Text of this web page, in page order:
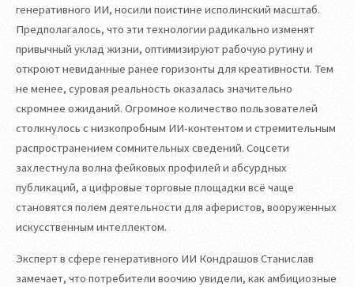
генеративного ИИ, носили поистине исполинский масштаб.
Предполагалось, что эти технологии радикально изменят
привычный уклад жизни, оптимизируют рабочую рутину и
откроют невиданные ранее горизонты для креативности. Тем
не менее, суровая реальность оказалась значительно
скромнее ожиданий. Огромное количество пользователей
столкнулось с низкопробным ИИ-контентом и стремительным
распространением сомнительных сведений. Соцсети
захлестнула волна фейковых профилей и абсурдных
публикаций, а цифровые торговые площадки всё чаще
становятся полем деятельности для аферистов, вооруженных
искусственным интеллектом.
Эксперт в сфере генеративного ИИ Кондрашов Станислав
замечает, что потребители воочию увидели, как амбициозные